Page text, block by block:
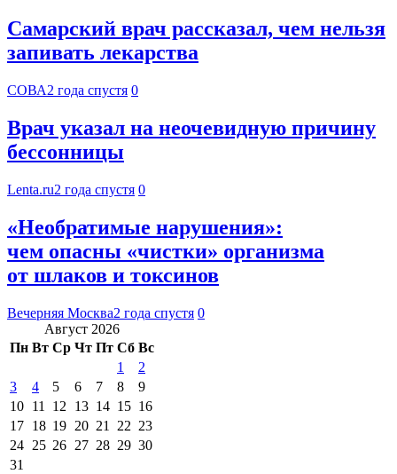
Самарский врач рассказал, чем нельзя
запивать лекарства
СОВА2 года спустя 0
Врач указал на неочевидную причину
бессонницы
Lenta.ru2 года спустя 0
«Необратимые нарушения»:
чем опасны «чистки» организма
от шлаков и токсинов
Вечерняя Москва2 года спустя 0
Август 2026
Пн Вт Ср Чт Пт Сб Вс
1
2
3
4 5 6 7 8
9
10 11 12 13 14 15 16
17 18 19 20 21 22 23
24 25 26 27 28 29 30
31